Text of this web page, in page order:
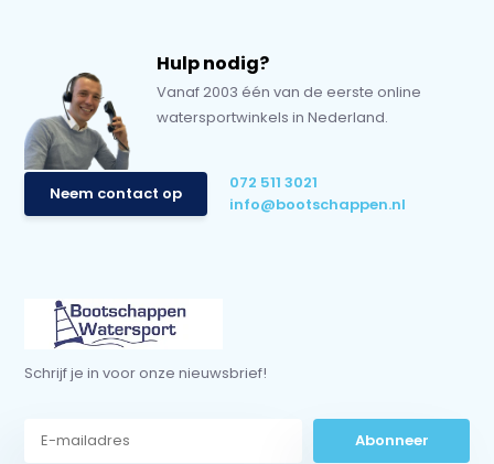
Hulp nodig?
Vanaf 2003 één van de eerste online
watersportwinkels in Nederland.
Neem contact op
072 511 3021
info@bootschappen.nl
Schrijf je in voor onze nieuwsbrief!
Abonneer